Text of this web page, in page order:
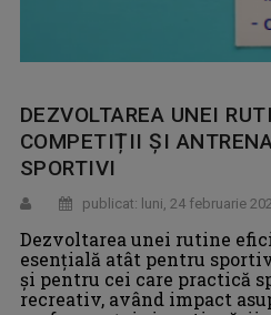
DEZVOLTAREA UNEI
COMPETIȚII ȘI
SPORTIVI
publicat: luni, 24 februarie
Dezvoltarea unei rutine
esențială atât pentru
și pentru cei care practică
recreativ, având impact